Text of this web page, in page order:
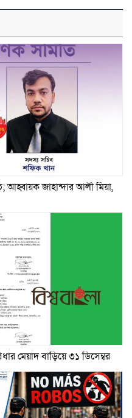
আহ্বায়ক জাহান্দার আলী মিয়া,
মেয়াদ বাড়িয়ে ৩১ ডিসেম্বর